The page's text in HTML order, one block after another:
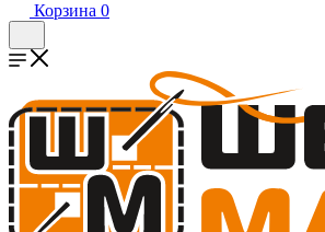
Корзина 0